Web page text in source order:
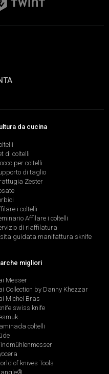
da cucina
di coltelli
per coltelli
di taglio
Zester
i coltelli
Affilare i coltelli
di riaffilatura
guidata manifattura sknife
migliori
Messer
Collection by Danny Khezzar
Michel Bras
swiss knife
coltelli
of knives Tools